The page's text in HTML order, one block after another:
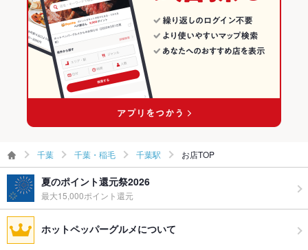
その他設備 －
その他
あり ：コースご注文の方のみ
なし
カクテル充実、ワイン充実
ウェディン
グパーティ
ー二次会
－
お祝い・サ
プライズ対
応
千葉駅のグルメランキング
千葉駅のダイニングバー・バルランキング
千葉駅のスペインバル・イタリアンバールランキング
千葉 千葉・稲毛 千葉駅 お店TOP
夏のポイント還元祭2026
最大15,000ポイント還元
ホットペッパーグルメについて